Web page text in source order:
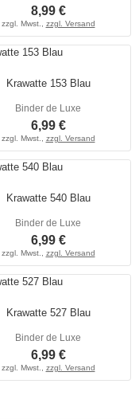
8,99 €
zzgl. Mwst., zzgl. Versand
Krawatte 153 Blau
Binder de Luxe
6,99 €
zzgl. Mwst., zzgl. Versand
Krawatte 540 Blau
Binder de Luxe
6,99 €
zzgl. Mwst., zzgl. Versand
Krawatte 527 Blau
Binder de Luxe
6,99 €
zzgl. Mwst., zzgl. Versand